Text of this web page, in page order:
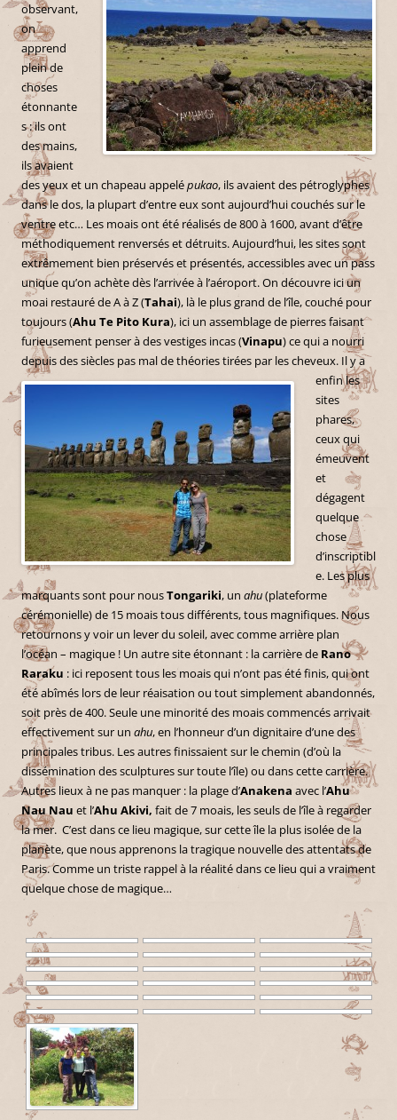
observant,
on
apprend
plein de
choses
étonnante
s : ils ont
des mains,
ils avaient
des yeux et un chapeau appelépukao, ils avaient des pétroglyphes
dans le dos, la plupart d’entre eux sont aujourd’hui couchés sur le
ventre etc… Les moais ont été réalisés de 800 à 1600, avant d’être
méthodiquement renversés et détruits. Aujourd’hui, les sites sont
extrêmement bien préservés et présentés, accessibles avec un pass
unique qu’on achète dès l’arrivée à l’aéroport. On découvre ici un
moai restauré de A à Z (Tahai), là le plus grand de l’île, couché pour
toujours (Ahu Te Pito Kura), ici un assemblage de pierres faisant
furieusement penser à des vestiges incas (Vinapu) ce qui a nourri
depuis des siècles pas mal de théories tirées par les cheveux. Il y a
enfin les
sites
phares,
ceux qui
émeuvent
et
dégagent
quelque
chose
d’inscriptibl
e. Les plus
marquants sont pour nousTongariki, un ahu(plateforme
cérémonielle) de 15 moais tous différents, tous magnifiques. Nous
retournons y voir un lever du soleil, avec comme arrière plan
l’océan – magique ! Un autre site étonnant : la carrière de Rano
Raraku : ici reposent tous les moais qui n’ont pas été finis, qui ont
été abîmés lors de leur réaisation ou tout simplement abandonnés,
soit près de 400. Seule une minorité des moais commencés arrivait
effectivement sur un ahu, en l’honneur d’un dignitaire d’une des
principales tribus. Les autres finissaient sur le chemin (d’où la
dissémination des sculptures sur toute l’île) ou dans cette carrière.
Autres lieux à ne pas manquer : la plage d’Anakena avec l’Ahu
Nau Nau et l’Ahu Akivi, fait de 7 moais, les seuls de l’île à regarder
la mer. C’est dans ce lieu magique, sur cette île la plus isolée de la
planète, que nous apprenons la tragique nouvelle des attentats de
Paris. Comme un triste rappel à la réalité dans ce lieu qui a vraiment
quelque chose de magique…